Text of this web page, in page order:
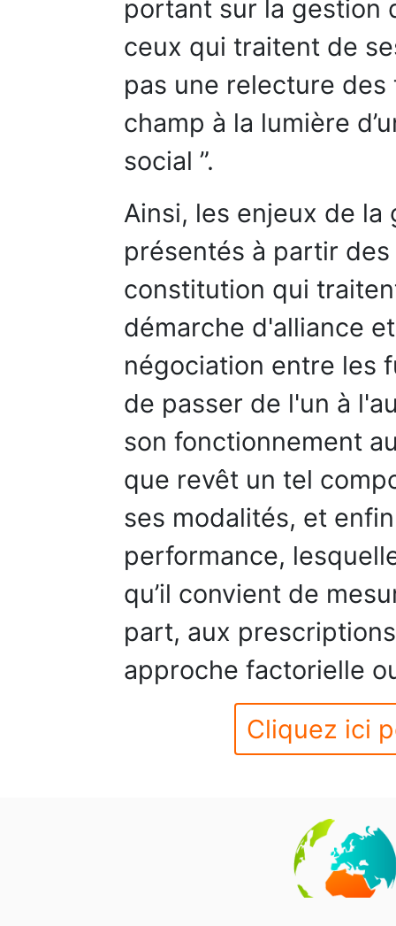
portant sur la gestion
ceux qui traitent de
pas une relecture
champ à la lumière
social ”.
Ainsi, les enjeux de la
présentés à partir
constitution qui
démarche d'alliance
négociation entre les
de passer de l'un à
son fonctionnement
que revêt un tel
ses modalités, et
performance,
qu’il convient de
part, aux
approche factorielle
Cliquez ici